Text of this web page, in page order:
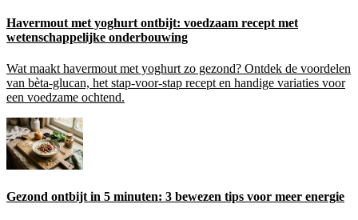
Havermout met yoghurt ontbijt: voedzaam recept met
wetenschappelijke onderbouwing
Wat maakt havermout met yoghurt zo gezond? Ontdek de voordelen
van bèta-glucan, het stap-voor-stap recept en handige variaties voor
een voedzame ochtend.
Gezond ontbijt in 5 minuten: 3 bewezen tips voor meer energie